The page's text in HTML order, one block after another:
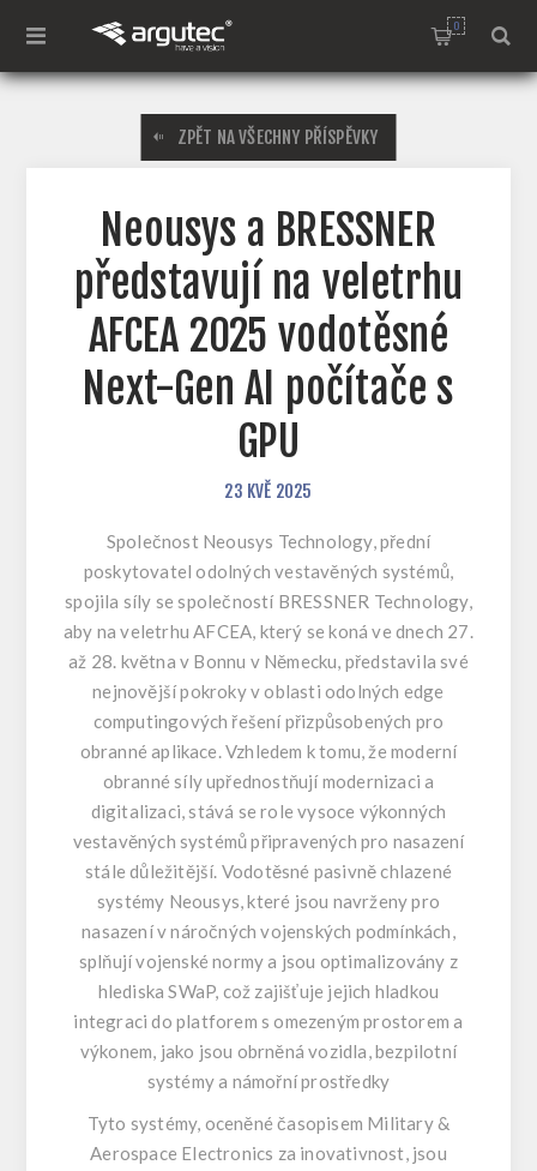
0
ZPĚT NA VŠECHNY PŘÍSPĚVKY
Neousys a BRESSNER
představují na veletrhu
AFCEA 2025 vodotěsné
Next-Gen AI počítače s
GPU
23 KVĚ 2025
Společnost Neousys Technology, přední
poskytovatel odolných vestavěných systémů,
spojila síly se společností BRESSNER Technology,
aby na veletrhu AFCEA, který se koná ve dnech 27.
až 28. května v Bonnu v Německu, představila své
nejnovější pokroky v oblasti odolných edge
computingových řešení přizpůsobených pro
obranné aplikace. Vzhledem k tomu, že moderní
obranné síly upřednostňují modernizaci a
digitalizaci, stává se role vysoce výkonných
vestavěných systémů připravených pro nasazení
stále důležitější. Vodotěsné pasivně chlazené
systémy Neousys, které jsou navrženy pro
nasazení v náročných vojenských podmínkách,
splňují vojenské normy a jsou optimalizovány z
hlediska SWaP, což zajišťuje jejich hladkou
integraci do platforem s omezeným prostorem a
výkonem, jako jsou obrněná vozidla, bezpilotní
systémy a námořní prostředky
Tyto systémy, oceněné časopisem Military &
Aerospace Electronics za inovativnost, jsou